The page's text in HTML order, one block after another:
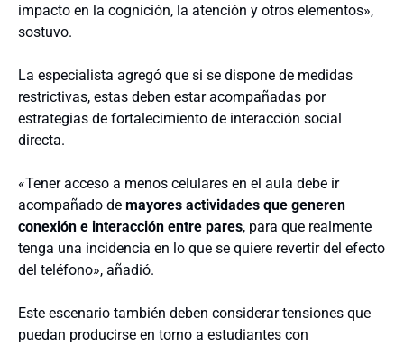
impacto en la cognición, la atención y otros elementos»,
sostuvo.
La especialista agregó que si se dispone de medidas
restrictivas, estas deben estar acompañadas por
estrategias de fortalecimiento de interacción social
directa.
«Tener acceso a menos celulares en el aula debe ir
acompañado de mayores actividades que generen
conexión e interacción entre pares, para que realmente
tenga una incidencia en lo que se quiere revertir del efecto
del teléfono», añadió.
Este escenario también deben considerar tensiones que
puedan producirse en torno a estudiantes con